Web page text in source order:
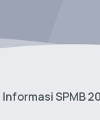
Informasi SPMB